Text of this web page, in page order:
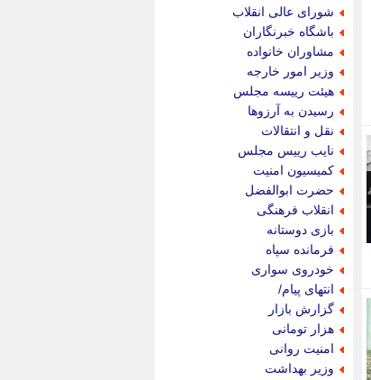
شورای عالی انقلاب
باشگاه خبرنگاران
مشاوران خانواده
وزیر امور خارجه
هیئت رییسه مجلس
رسیدن به آرزوها
نقل و انتقالات
نایب رییس مجلس
کمیسیون امنیت
حضرت ابوالفضل
انقلاب فرهنگی
بازی دوستانه
فرمانده سپاه
خودروی سواری
انتهای پیام/
گزارش بازار
هزار تومانی
امنیت روانی
وزیر بهداشت